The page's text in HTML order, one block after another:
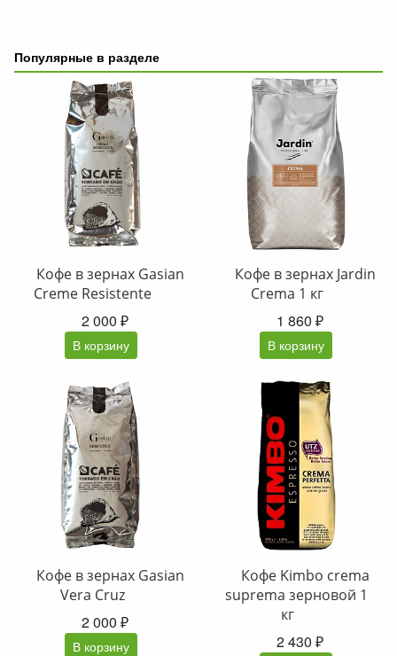
Популярные в разделе
Кофе в зернах Gasian
Creme Resistente
2 000 ₽
В корзину
Кофе в зернах Jardin
Crema 1 кг
1 860 ₽
В корзину
Кофе в зернах Gasian
Vera Cruz
2 000 ₽
В корзину
Кофе Kimbo crema
suprema зерновой 1
кг
2 430 ₽